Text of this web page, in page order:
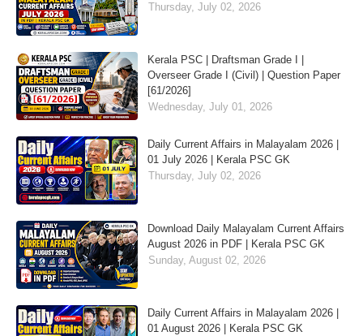
Thursday, July 02, 2026
Kerala PSC | Draftsman Grade I |
Overseer Grade I (Civil) | Question Paper
[61/2026]
Wednesday, July 01, 2026
Daily Current Affairs in Malayalam 2026 |
01 July 2026 | Kerala PSC GK
Thursday, July 02, 2026
Download Daily Malayalam Current Affairs
August 2026 in PDF | Kerala PSC GK
Sunday, August 02, 2026
Daily Current Affairs in Malayalam 2026 |
01 August 2026 | Kerala PSC GK